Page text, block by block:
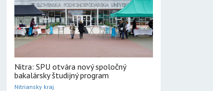
Nitra: SPU otvára nový spoločný
bakalársky študijný program
Nitriansky kraj